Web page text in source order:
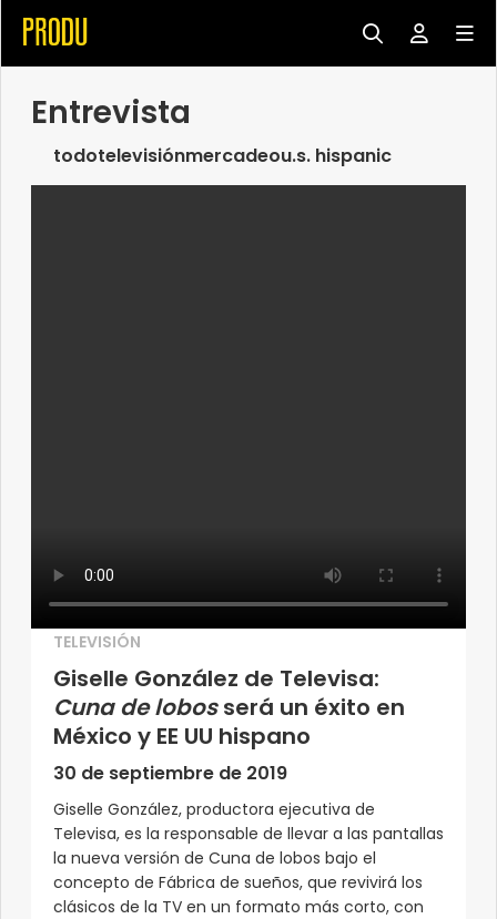
Entrevista
todotelevisiónmercadeou.s. hispanic
TELEVISIÓN
Giselle González de Televisa:
Cuna de lobosserá un éxito en
México y EE UU hispano
30 de septiembre de 2019
Giselle González, productora ejecutiva de
Televisa, es la responsable de llevar a las pantallas
la nueva versión de Cuna de lobos bajo el
concepto de Fábrica de sueños, que revivirá los
clásicos de la TV en un formato más corto, con